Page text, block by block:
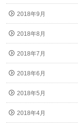
2018年9月
2018年8月
2018年7月
2018年6月
2018年5月
2018年4月